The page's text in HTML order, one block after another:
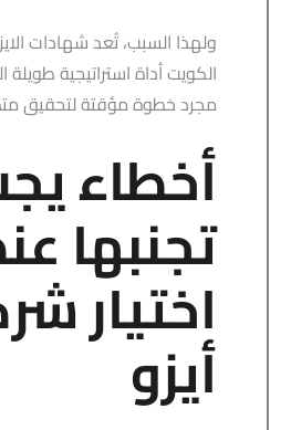
ولهذا السبب، تُعد شهادات
الكويت أداة استراتيجية
مجرد خطوة مؤقتة لتحقيق
أخطاء
تجنبها
اختيار
أيزو